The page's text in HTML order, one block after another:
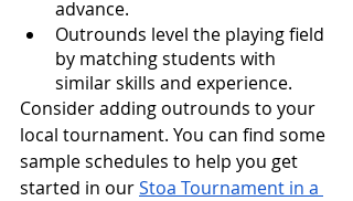
advance.
Outrounds level the playing field
by matching students with
similar skills and experience.
Consider adding outrounds to your
local tournament. You can find some
sample schedules to help you get
started in our Stoa Tournament in a